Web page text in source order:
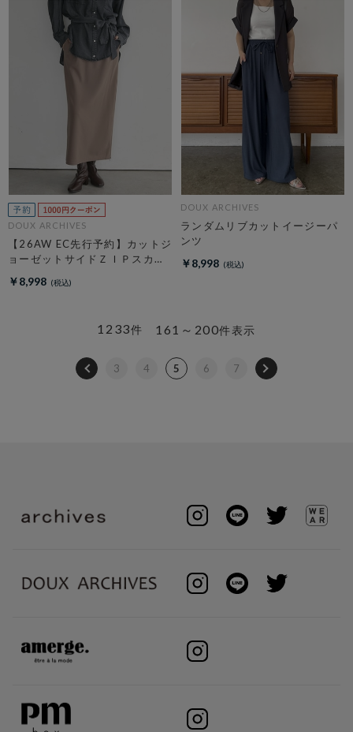
DOUX ARCHIVES
【26AW EC先行予約】カットジ
ョーゼットサイドＺＩＰスカー
￥8,998
DOUX ARCHIVES
ランダムリブカットイージーパ
ンツ
￥8,998
161～200件表示
1233件
3 4 5 6 7